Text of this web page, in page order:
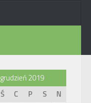
grudzień 2019
Ś C P S
N